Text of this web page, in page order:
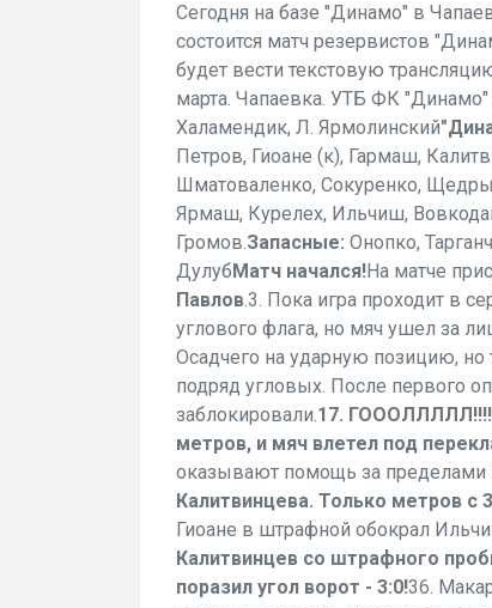
Сегодня на базе "Динамо" в
состоится матч резервистов
будет вести текстовую
марта. Чапаевка. УТБ ФК
Халамендик, Л. Ярмолинский
Петров, Гиоане (к), Гармаш,
Шматоваленко, Сокуренко,
Ярмаш, Курелех, Ильчиш,
Громов.Запасные: Онопко,
ДулубМатч начался!На матче
Павлов.3. Пока игра проходит в
углового флага, но мяч ушел за
Осадчего на ударную позицию, но
подряд угловых. После первого
заблокировали.17.
метров, и мяч влетел под
оказывают помощь за пределами
Калитвинцева. Только метров с
Гиоане в штрафной обокрал
Калитвинцев со штрафного
поразил угол ворот - 3:0!36.